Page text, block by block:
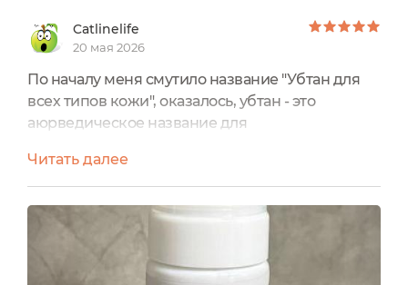
Catlinelife
20 мая 2026
По началу меня смутило название "Убтан для
всех типов кожи", оказалось, убтан - это
аюрведическое название для
(само название уже погружает в СПА). С
брендом я уже была знакома по
замечательному крему для лица, бальзаму для
губ и прекрасному очищающему гелю для рук,
поэтому решила добавить в свой арсенал и это
средство.Самым главным преимуществом для
Читать далее